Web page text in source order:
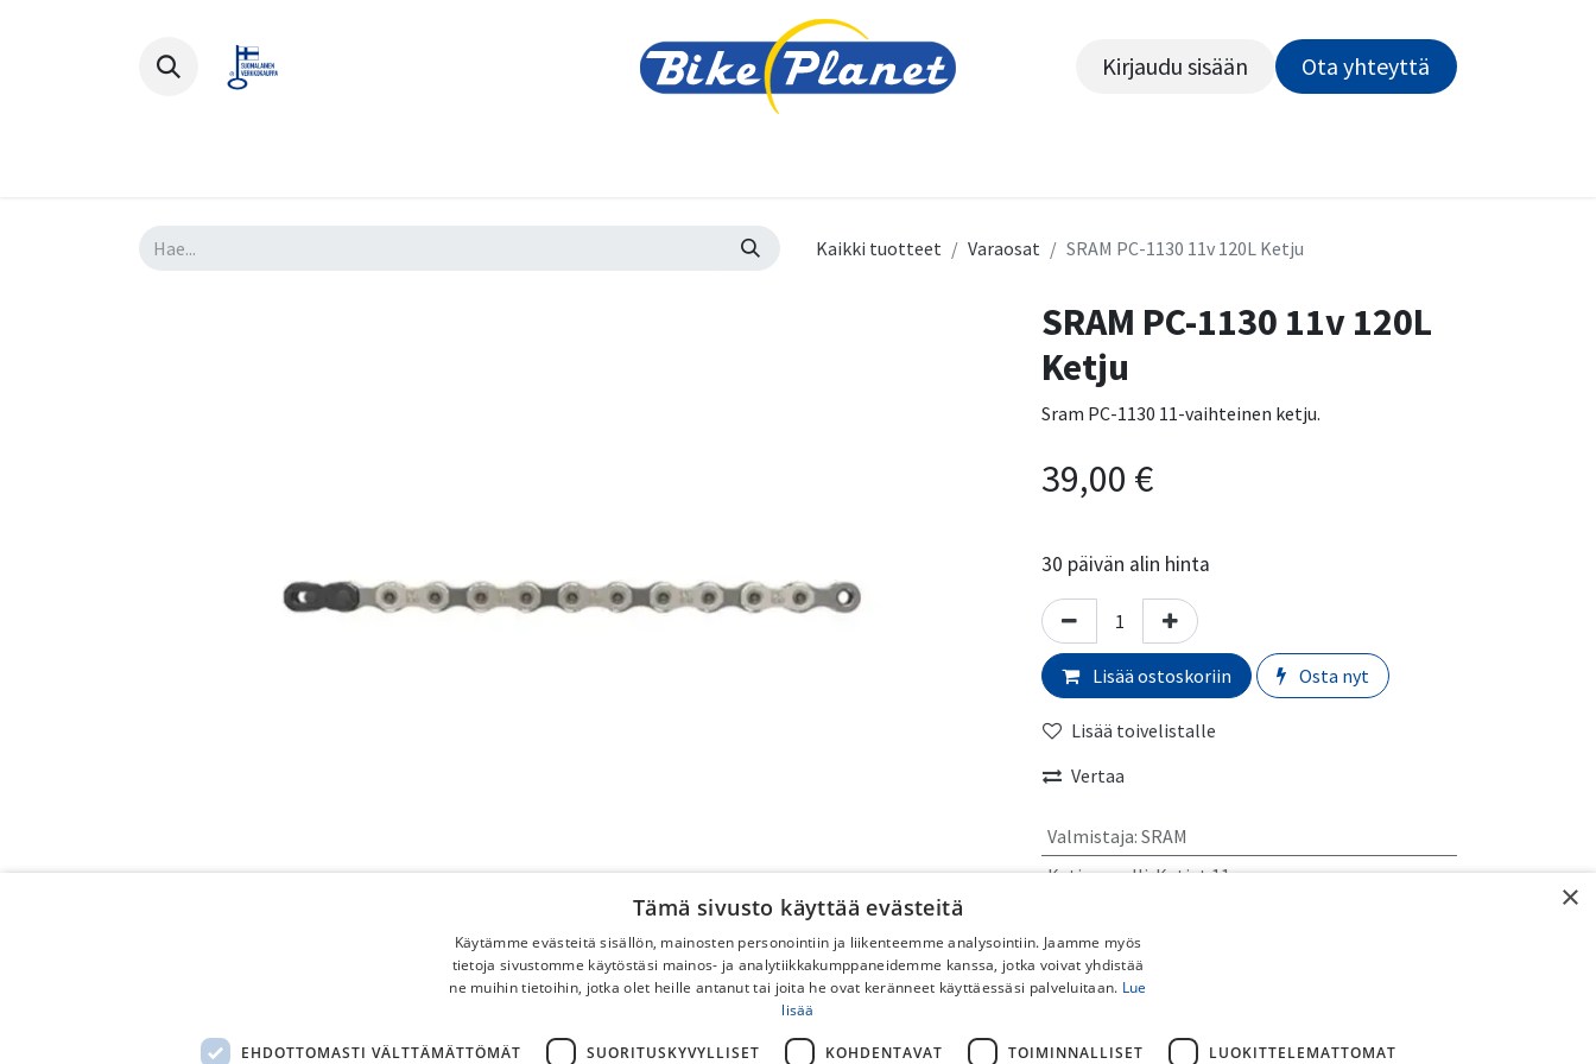
Kirjaudu sisään Ota yhteyttä​​​​​​
Kaikki tuotteet Varaosat SRAM PC-1130 11v 120L Ketju
SRAM PC-1130 11v 120L
Ketju
Sram PC-1130 11-vaihteinen ketju.
39,00 €
30 päivän alin hinta
Lisää ostoskoriin Osta nyt
Lisää toivelistalle
Vertaa
Valmistaja: SRAM
Ketjun malli:Ketjut 11-v
Normaali toimitusaika:
Nouto myymälästä:
​​​​​Ilmainen
×
Tämä sivusto käyttää evästeitä
Käytämme evästeitä sisällön, mainosten personointiin ja liikenteemme analysointiin. Jaamme myös
tietoja sivustomme käytöstäsi mainos- ja analytiikkakumppaneidemme kanssa, jotka voivat yhdistää
ne muihin tietoihin, jotka olet heille antanut tai joita he ovat keränneet käyttäessäsi palveluitaan. Lue
lisää
EHDOTTOMASTI VÄLTTÄMÄTTÖMÄT SUORITUSKYVYLLISET KOHDENTAVAT TOIMINNALLISET LUOKITTELEMATTOMAT